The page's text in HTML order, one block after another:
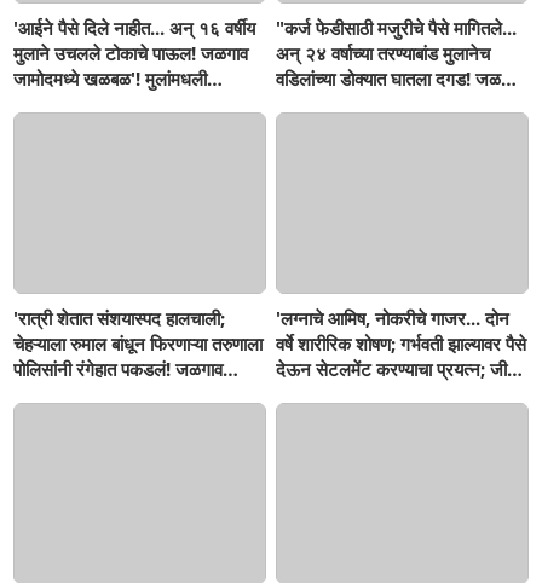
'आईने पैसे दिले नाहीत... अन् १६ वर्षीय
मुलाने उचलले टोकाचे पाऊल! जळगाव
जामोदमध्ये खळबळ'! मुलांमधली
"कर्ज फेडीसाठी मजुरीचे पैसे मागितले...
अन् २४ वर्षाच्या तरण्याबांड मुलानेच
वडिलांच्या डोक्यात घातला दगड! जळगाव
'रात्री शेतात संशयास्पद हालचाली;
चेहऱ्याला रुमाल बांधून फिरणाऱ्या तरुणाला
पोलिसांनी रंगेहात पकडलं! जळगाव
'लग्नाचे आमिष, नोकरीचे गाजर... दोन
वर्षे शारीरिक शोषण; गर्भवती झाल्यावर पैसे
देऊन सेटलमेंट करण्याचा प्रयत्न; जीवे